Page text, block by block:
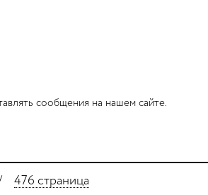
сообщения на нашем сайте.
476 страница